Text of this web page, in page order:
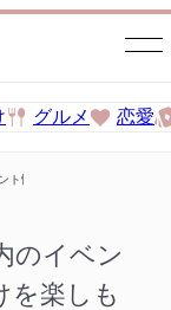
グルメ 恋愛
ト情報9選❀ 今週末もおでか
のイベン
を楽しも